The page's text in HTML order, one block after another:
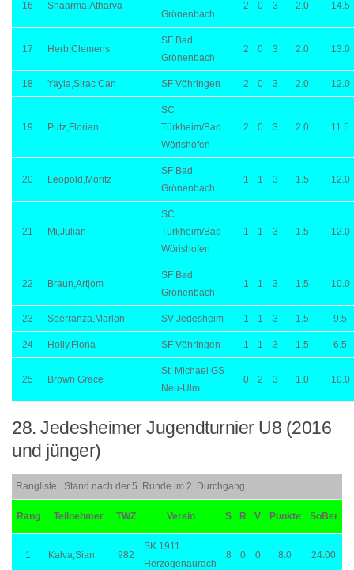
16 Shaarma,Atharva
Grönenbach
2 0 3 2.0 14.5
17 Herb,Clemens
SF Bad
Grönenbach
2 0 3 2.0 13.0
18 Yayla,Sirac Can SF Vöhringen 2 0 3 2.0 12.0
19 Putz,Florian
SC
Türkheim/Bad
Wörishofen
2 0 3 2.0 11.5
20 Leopold,Moritz
SF Bad
Grönenbach
1 1 3 1.5 12.0
21 Mi,Julian
SC
Türkheim/Bad
Wörishofen
1 1 3 1.5 12.0
22 Braun,Artjom
SF Bad
Grönenbach
1 1 3 1.5 10.0
23 Sperranza,Marlon SV Jedesheim 1 1 3 1.5 9.5
24 Holly,Fiona SF Vöhringen 1 1 3 1.5 6.5
25 Brown Grace
St. Michael GS
Neu-Ulm
0 2 3 1.0 10.0
28. Jedesheimer Jugendturnier U8 (2016
und jünger)
Rangliste: Stand nach der 5. Runde im 2. Durchgang
Rang Teilnehmer TWZ Verein S R V Punkte SoBer
1 Kalva,Sian 982
SK 1911
Herzogenaurach
8 0 0 8.0 24.00